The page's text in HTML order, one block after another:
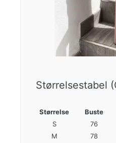
Størrelsestabel
Størrelse Buste
S
76
M
78